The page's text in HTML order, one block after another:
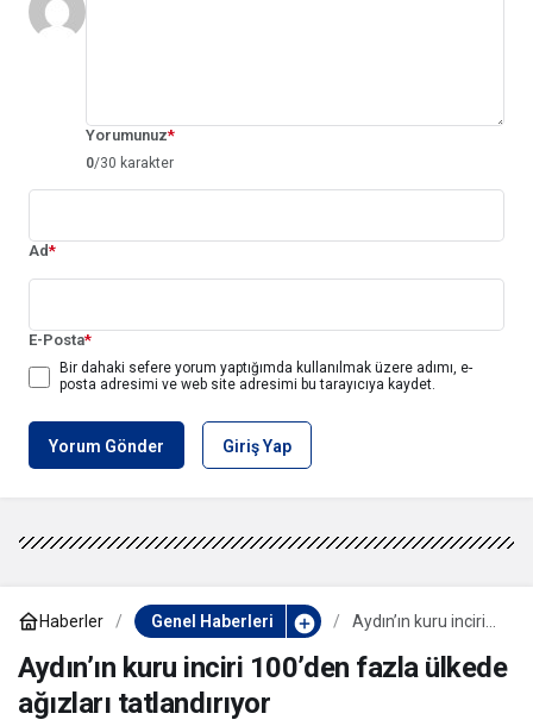
Yorumunuz*
0/30 karakter
Ad*
E-Posta*
Bir dahaki sefere yorum yaptığımda kullanılmak üzere adımı, e-
posta adresimi ve web site adresimi bu tarayıcıya kaydet.
Yorum Gönder Giriş Yap
Haberler Genel Haberleri
Aydın’ın kuru inciri
ülkede ağızları
tatlandırıyor
Aydın’ın kuru inciri 100’den fazla ülkede
ağızları tatlandırıyor